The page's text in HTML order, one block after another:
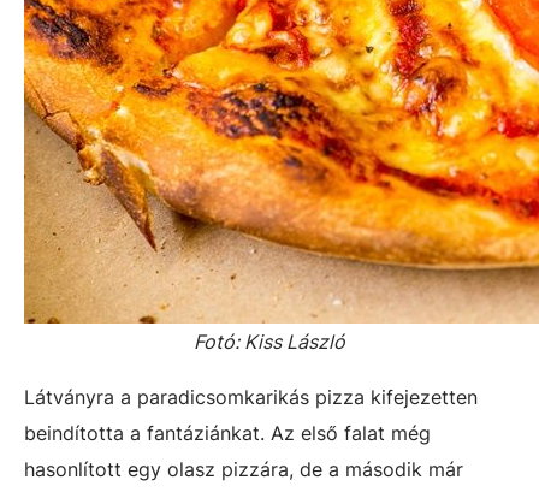
Fotó: Kiss László
Látványra a paradicsomkarikás pizza kifejezetten
beindította a fantáziánkat. Az első falat még
hasonlított egy olasz pizzára, de a második már